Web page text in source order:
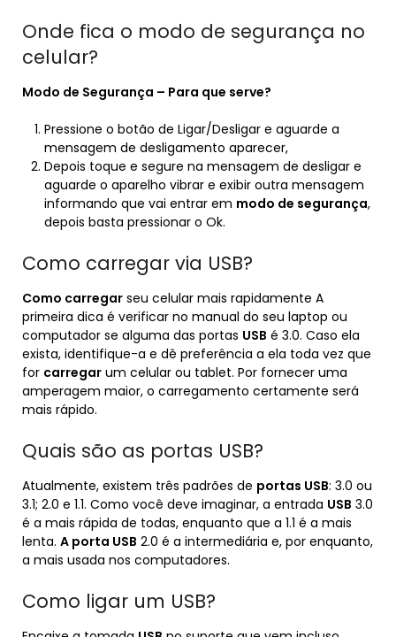
Onde fica o modo de segurança no
celular?
Modo de Segurança – Para que serve?
Pressione o botão de Ligar/Desligar e aguarde a
mensagem de desligamento aparecer,
Depois toque e segure na mensagem de desligar e
aguarde o aparelho vibrar e exibir outra mensagem
informando que vai entrar em modo de segurança,
depois basta pressionar o Ok.
Como carregar via USB?
Como carregar seu celular mais rapidamente A
primeira dica é verificar no manual do seu laptop ou
computador se alguma das portas USB é 3.0. Caso ela
exista, identifique-a e dê preferência a ela toda vez que
for carregar um celular ou tablet. Por fornecer uma
amperagem maior, o carregamento certamente será
mais rápido.
Quais são as portas USB?
Atualmente, existem três padrões de portas USB: 3.0 ou
3.1; 2.0 e 1.1. Como você deve imaginar, a entrada USB 3.0
é a mais rápida de todas, enquanto que a 1.1 é a mais
lenta. A porta USB 2.0 é a intermediária e, por enquanto,
a mais usada nos computadores.
Como ligar um USB?